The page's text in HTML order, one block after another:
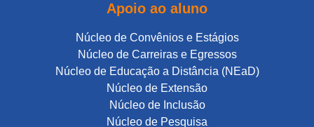
Apoio ao aluno
Núcleo de Convênios e Estágios
Núcleo de Carreiras e Egressos
Núcleo de Educação a Distância (NEaD)
Núcleo de Extensão
Núcleo de Inclusão
Núcleo de Pesquisa